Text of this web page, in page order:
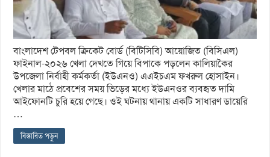
বাংলাদেশ টেপবল ক্রিকেট বোর্ড (বিটিসিবি) আয়োজিত (বিসিএল)
ফাইনাল-২০২৬ খেলা দেখতে গিয়ে বিপাকে পড়লেন কালিয়াকৈর
উপজেলা নির্বাহী কর্মকর্তা (ইউএনও) এএইচএম ফখরুল হোসাইন।
খেলার মাঠে প্রবেশের সময় ভিড়ের মধ্যে ইউএনওর ব্যবহৃত দামি
আইফোনটি চুরি হয়ে গেছে। ওই ঘটনায় থানায় একটি সাধারণ ডায়েরি
…
বিস্তারিত পড়ুন